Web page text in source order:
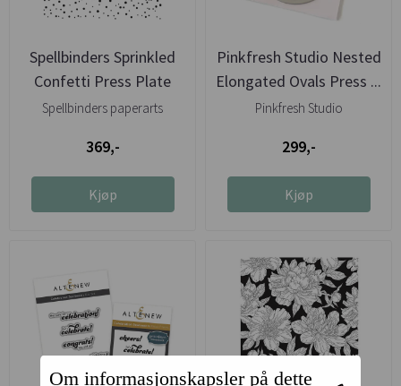
Spellbinders Sprinkled
Confetti Press Plate
Spellbinders paperarts
369,-
Kjøp
Pinkfresh Studio Nested
Elongated Ovals Press ...
Pinkfresh Studio
299,-
Kjøp
Om informasjonskapsler på dette